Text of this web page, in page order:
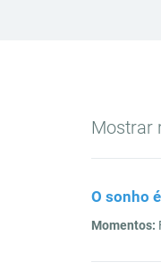
Mostrar
O sonho é
Momentos: